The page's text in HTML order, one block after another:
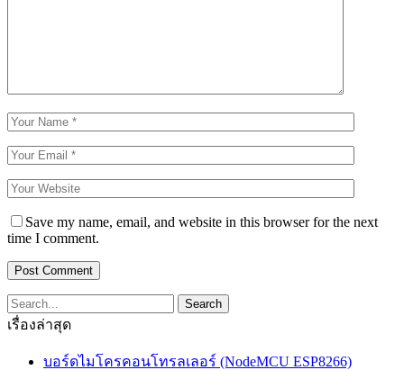
Save my name, email, and website in this browser for the next
time I comment.
เรื่องล่าสุด
บอร์ดไมโครคอนโทรลเลอร์ (NodeMCU ESP8266)